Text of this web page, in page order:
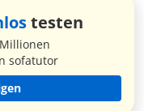
testen
sofatutor